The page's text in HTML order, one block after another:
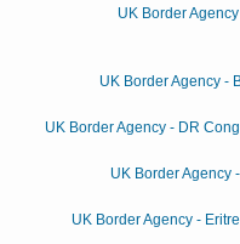
UK Border
UK Border Agency -
UK Border Agency - DR
UK Border Agency
UK Border Agency -